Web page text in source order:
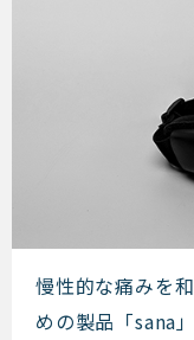
Sana
慢性的な痛みを
めの製品「sana